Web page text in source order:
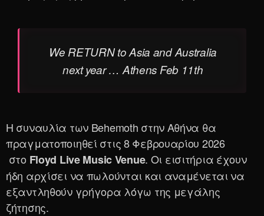
We RETURN to Asia and Australia
next year … Athens Feb 11th
Η συναυλία των Behemoth στην Αθήνα θα
πραγματοποιηθεί στις 8 Φεβρουαρίου 2026
στο Floyd Live MusicVenue. Οι εισιτήρια έχουν
ήδη αρχίσει να πωλούνται και αναμένεται να
εξαντληθούν γρήγορα λόγω της μεγάλης
ζήτησης.